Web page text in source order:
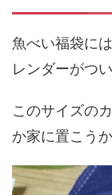
魚べい福袋に
レンダーがつ
このサイズの
か家に置こうか